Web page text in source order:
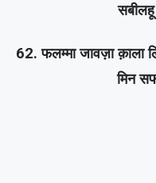
सबीलहू
62. फलम्मा जावज़ा क़ाला
मिन